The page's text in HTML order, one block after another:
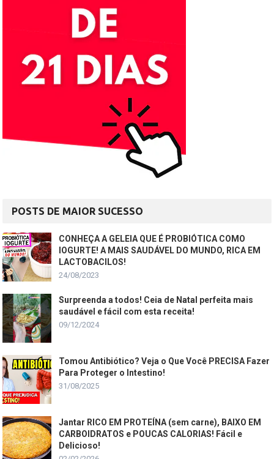
POSTS DE MAIOR SUCESSO
CONHEÇA A GELEIA QUE É PROBIÓTICA COMO
IOGURTE! A MAIS SAUDÁVEL DO MUNDO, RICA EM
LACTOBACILOS!
24/08/2023
Surpreenda a todos! Ceia de Natal perfeita mais
saudável e fácil com esta receita!
09/12/2024
Tomou Antibiótico? Veja o Que Você PRECISA Fazer
Para Proteger o Intestino!
31/08/2025
Jantar RICO EM PROTEÍNA (sem carne), BAIXO EM
CARBOIDRATOS e POUCAS CALORIAS! Fácil e
Delicioso!